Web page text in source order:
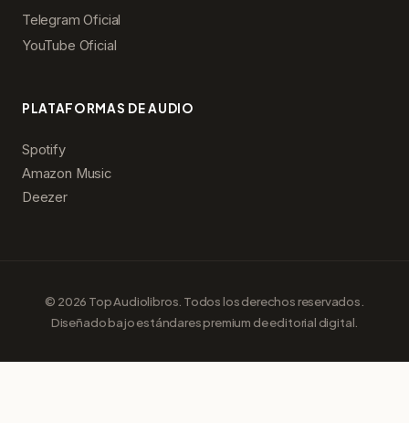
Telegram Oficial
YouTube Oficial
PLATAFORMAS DE AUDIO
Spotify
Amazon Music
Deezer
© 2026 Top Audiolibros. Todos los derechos reservados.
Diseñado bajo estándares premium de editorial digital.